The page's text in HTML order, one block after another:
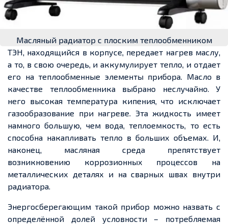
Масляный радиатор с плоским теплообменником
ТЭН, находящийся в корпусе, передает нагрев маслу,
а то, в свою очередь, и аккумулирует тепло, и отдает
его на теплообменные элементы прибора. Масло в
качестве теплообменника выбрано неслучайно. У
него высокая температура кипения, что исключает
газообразование при нагреве. Эта жидкость имеет
намного большую, чем вода, теплоемкость, то есть
способна накапливать тепло в больших объемах. И,
наконец, масляная среда препятствует
возникновению коррозионных процессов на
металлических деталях и на сварных швах внутри
радиатора.
Энергосберегающим такой прибор можно назвать с
определённой долей условности – потребляемая